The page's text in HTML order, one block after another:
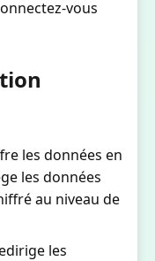
vous
les données en
les données
au niveau de
les